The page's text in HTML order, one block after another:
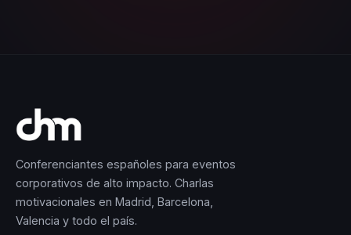
Conferenciantes españoles para eventos
corporativos de alto impacto. Charlas
motivacionales en Madrid, Barcelona,
Valencia y todo el país.